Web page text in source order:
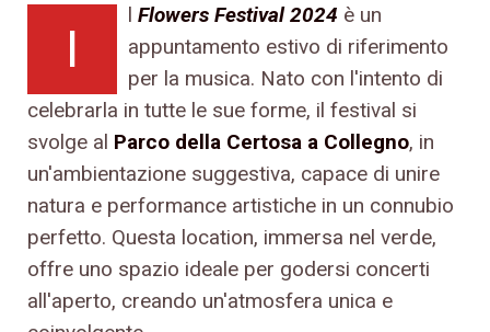
I
l Flowers Festival 2024 è un
appuntamento estivo di riferimento
per la musica. Nato con l'intento di
celebrarla in tutte le sue forme, il festival si
svolge al Parco della Certosa a Collegno, in
un'ambientazione suggestiva, capace di unire
natura e performance artistiche in un connubio
perfetto. Questa location, immersa nel verde,
offre uno spazio ideale per godersi concerti
all'aperto, creando un'atmosfera unica e